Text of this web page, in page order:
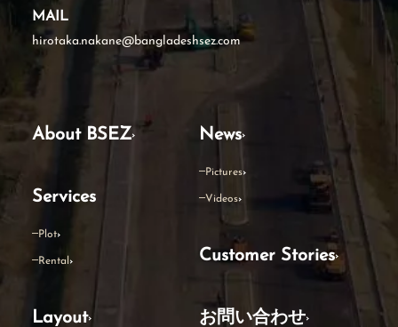
MAIL
hirotaka.nakane@bangladeshsez.com
About BSEZ
Services
Plot
Rental
Layout
News
Pictures
Videos
Customer Stories
お問い合わせ